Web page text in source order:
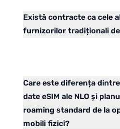
Există contracte ca cele
furnizorilor tradiționali de
Care este diferența
date eSIM ale NLO și
roaming standard de la
mobili fizici?